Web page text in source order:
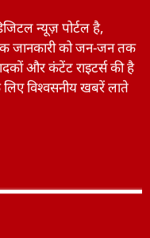
न्यूज़ पोर्टल है,
जानकारी को जन-जन तक
और कंटेंट राइटर्स की है
विश्वसनीय खबरें लाते